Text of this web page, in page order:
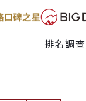
排名調查